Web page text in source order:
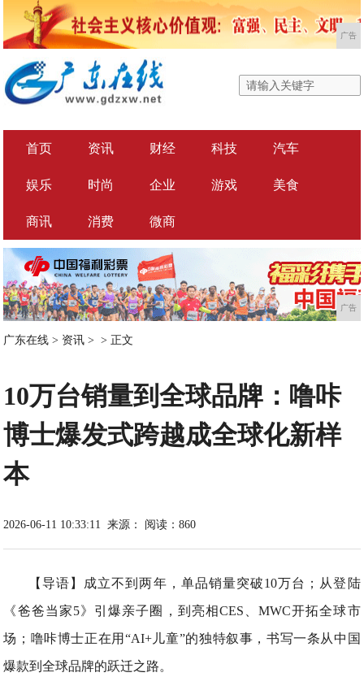
广告
首页 资讯 财经 科技 汽车
娱乐 时尚 企业 游戏 美食
商讯 消费 微商
广告
广东在线 > 资讯 > > 正文
10万台销量到全球品牌：噜咔
博士爆发式跨越成全球化新样
本
2026-06-11 10:33:11 来源： 阅读：860
【导语】成立不到两年，单品销量突破10万台；从登陆
《爸爸当家5》引爆亲子圈，到亮相CES、MWC开拓全球市
场；噜咔博士正在用“AI+儿童”的独特叙事，书写一条从中国
爆款到全球品牌的跃迁之路。